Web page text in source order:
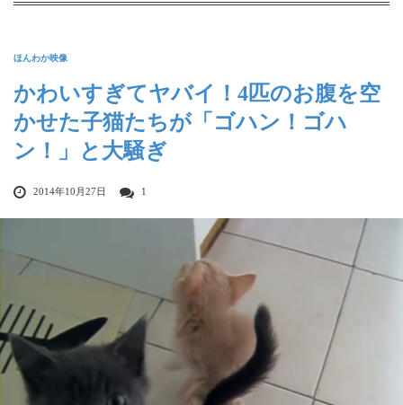
ほんわか映像
かわいすぎてヤバイ！4匹のお腹を空
かせた子猫たちが「ゴハン！ゴハ
ン！」と大騒ぎ
2014年10月27日 1